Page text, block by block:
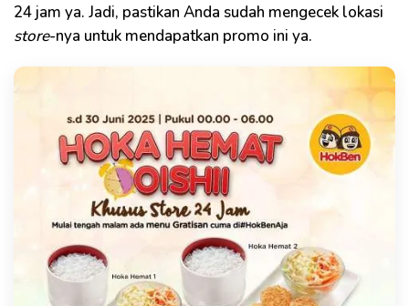
24 jam ya. Jadi, pastikan Anda sudah mengecek lokasi
store-nya untuk mendapatkan promo ini ya.